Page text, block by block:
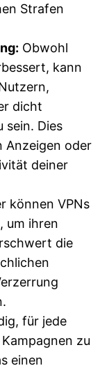
Strafen
Obwohl
kann
dicht
sein. Dies
Anzeigen oder
deiner
können VPNs
um ihren
die
für jede
zu
einen